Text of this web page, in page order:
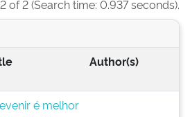
of 2 (Search time: 0.937 seconds).
Author(s)
é melhor